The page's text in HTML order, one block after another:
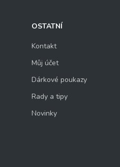
OSTATNÍ
Kontakt
Můj účet
Dárkové poukazy
Rady a tipy
Novinky